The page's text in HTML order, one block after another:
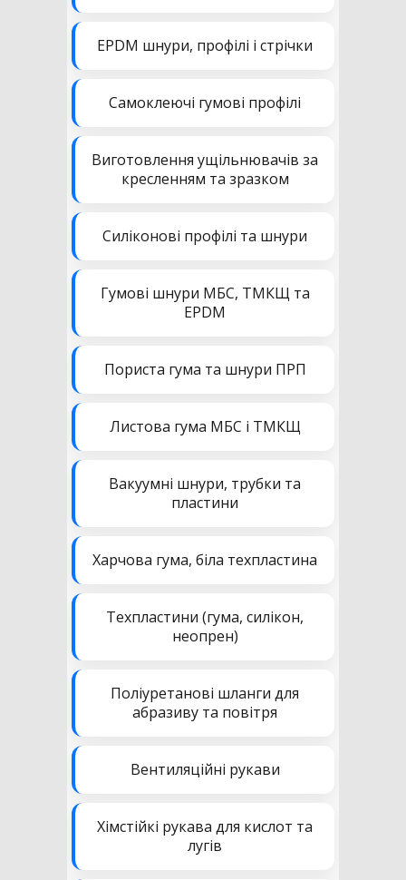
EPDM шнури, профілі і стрічки
Самоклеючі гумові профілі
Виготовлення ущільнювачів за
кресленням та зразком
Силіконові профілі та шнури
Гумові шнури МБС, ТМКЩ та
EPDM
Пориста гума та шнури ПРП
Листова гума МБС і ТМКЩ
Вакуумні шнури, трубки та
пластини
Харчова гума, біла техпластина
Техпластини (гума, силікон,
неопрен)
Поліуретанові шланги для
абразиву та повітря
Вентиляційні рукави
Хімстійкі рукава для кислот та
лугів